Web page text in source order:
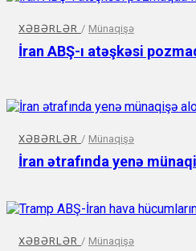
XƏBƏRLƏR / Münaqişə
İran ABŞ-ı atəşkəsi
XƏBƏRLƏR / Münaqişə
İran ətrafında yenə
XƏBƏRLƏR / Münaqişə